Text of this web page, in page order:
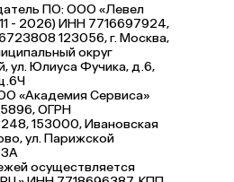
ПО: ООО «Левел
- 2026) ИНН 7716697924,
123056, г. Москва,
округ
ул. Юлиуса Фучика, д.6,
«Академия Сервиса»
ОГРН
153000, Ивановская
ул. Парижской
осуществляется